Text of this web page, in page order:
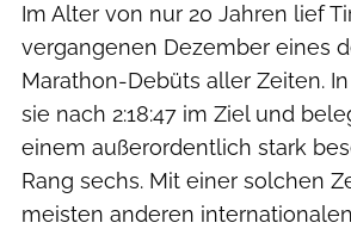
Im Alter von nur 20 Jahren lief
vergangenen Dezember eines
Marathon-Debüts aller Zeiten.
sie nach 2:18:47 im Ziel und
einem außerordentlich stark
Rang sechs. Mit einer solchen
meisten anderen